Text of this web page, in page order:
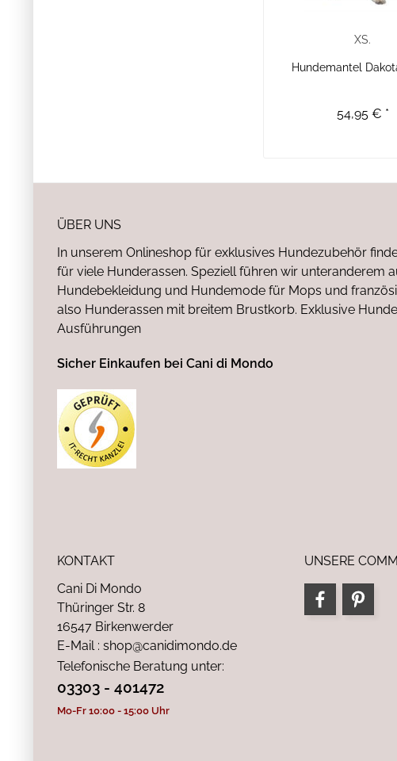
XS.
Hundemantel
54,95 € *
ÜBER UNS
In unserem Onlineshop für exklusives Hundezubehör
für viele Hunderassen. Speziell führen wir unteranderem
Hundebekleidung und Hundemode für Mops und
also Hunderassen mit breitem Brustkorb. Exklusive
Ausführungen
Sicher Einkaufen bei Cani di Mondo
KONTAKT
Cani Di Mondo
Thüringer Str. 8
16547 Birkenwerder
E-Mail : shop@canidimondo.de
Telefonische Beratung unter:
03303 - 401472
Mo-Fr 10:00 - 15:00 Uhr
UNSERE